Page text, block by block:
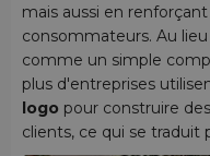
mais aussi en
consommateurs. Au
comme un simple
plus d'entreprises
logo pour construire
clients, ce qui se traduit